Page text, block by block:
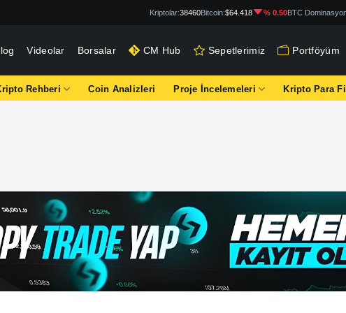
Kriptolar:38460Bitcoin:$64.418 % 0.50BTC
Videolar Borsalar CM Hub Sepetlerimiz Portföyüm
Rehberi Coin Analizleri Proje İncelemeleri Kripto Para